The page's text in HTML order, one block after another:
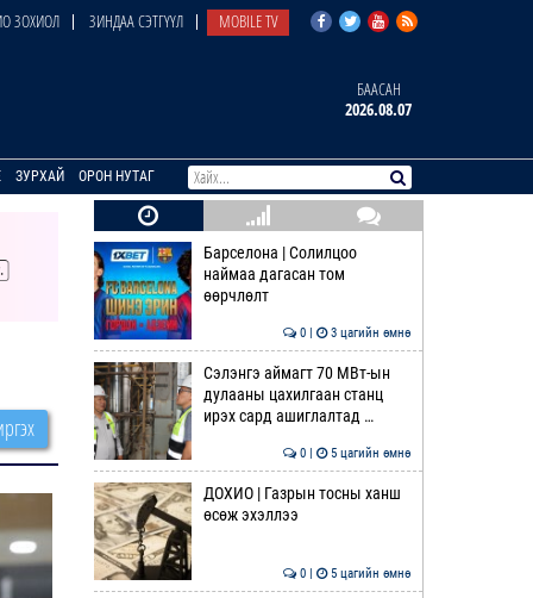
ЗОХИОЛ ЗИНДАА СЭТГҮҮЛ MOBILE TV
БААСАН
2026.08.07
ЗУРХАЙ ОРОН НУТАГ
Барселона | Солилцоо
наймаа дагасан том
өөрчлөлт
0 | 3 цагийн өмнө
Сэлэнгэ аймагт 70 МВт-ын
дулааны цахилгаан станц
ирэх сард ашиглалтад …
0 | 5 цагийн өмнө
ДОХИО | Газрын тосны ханш
өсөж эхэллээ
0 | 5 цагийн өмнө